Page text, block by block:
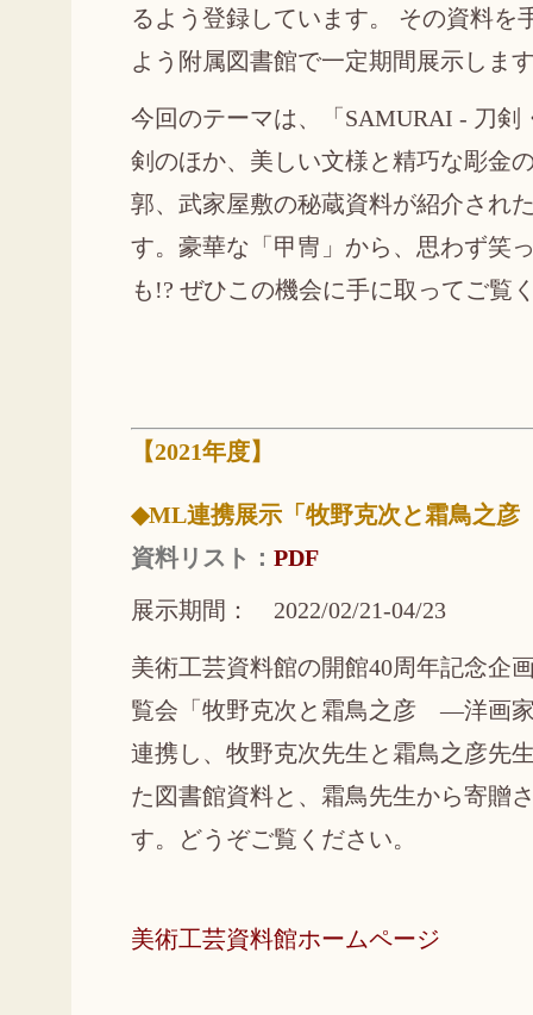
るよう登録しています。 その資料を
よう附属図書館で一定期間展示しま
今回のテーマは、「SAMURAI - 刀剣
剣のほか、美しい文様と精巧な彫金
郭、武家屋敷の秘蔵資料が紹介され
す。豪華な「甲冑」から、思わず笑
も!? ぜひこの機会に手に取ってご覧
【2021年度】
◆ML連携展示「牧野克次と霜鳥之
資料リスト： PDF
展示期間： 2022/02/21-04/23
美術工芸資料館の開館40周年記念企
覧会「牧野克次と霜鳥之彦 ―洋画
連携し、牧野克次先生と霜鳥之彦先
た図書館資料と、霜鳥先生から寄贈
す。どうぞご覧ください。
美術工芸資料館ホームページ